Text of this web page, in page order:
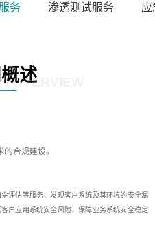
务 渗透测试服务 应
述
OVERVIEW
合规建设。
评估等服务，发现客户系统及其环境的安全漏
户应用系统安全风险，保障业务系统安全稳定